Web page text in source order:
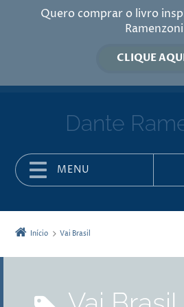
Quero comprar o livro
Ramenzoni
CLIQUE
Dante
MENU
Início Vai Brasil